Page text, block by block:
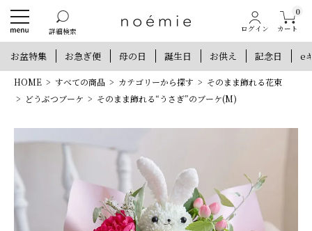
詳細検索 ログイン
0
カート
お盆特集 お急ぎ便 母の日 誕生日 お供え 記念日 e
HOME すべての商品 カテゴリーから探す
そのまま飾れる花束
どうぶつブーケ
そのまま飾れる“うさぎ”のブーケ(M)
新規会員登録で300ポイントプレゼント
他にもお得な特典がいっぱい！